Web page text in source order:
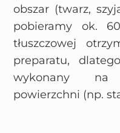
obszar (twarz,
pobieramy ok.
tłuszczowej
preparatu,
wykonany na
powierzchni (np.